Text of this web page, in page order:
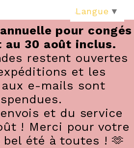
pour congés
au 30 août inclus.
restent ouvertes
et les
aux e-mails sont
et du service
! Merci pour votre
été à toutes ! 🫶
Langue ▼